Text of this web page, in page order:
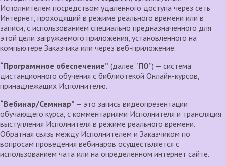
Исполнителем посредством удаленного доступа через сеть
Интернет, проходящий в режиме реального времени или в
записи, с использованием специально предназначенного для
этой цели загружаемого приложения, установленного на
компьютере Заказчика или через веб-приложение.
“Программное обеспечение” (далее “ПО”) — система
дистанционного обучения с библиотекой Онлайн-курсов,
принадлежащих Исполнителю.
“Вебинар/Семинар” – это запись видеопрезентации
обучающего курса, с комментариями Исполнителя и трансляция
выступления Исполнителя в режиме реального времени.
Обратная связь между Исполнителем и Заказчиком по
вопросам проведения вебинаров осуществляется с
использованием чата или на определенном интернет сайте.